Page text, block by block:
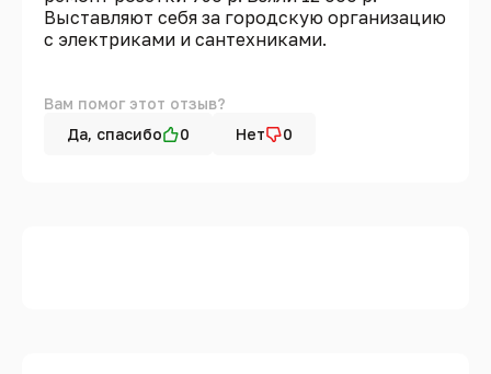
Выставляют себя за городскую организацию
с электриками и сантехниками.
Вам помог этот отзыв?
Да, спасибо
0 Нет 0